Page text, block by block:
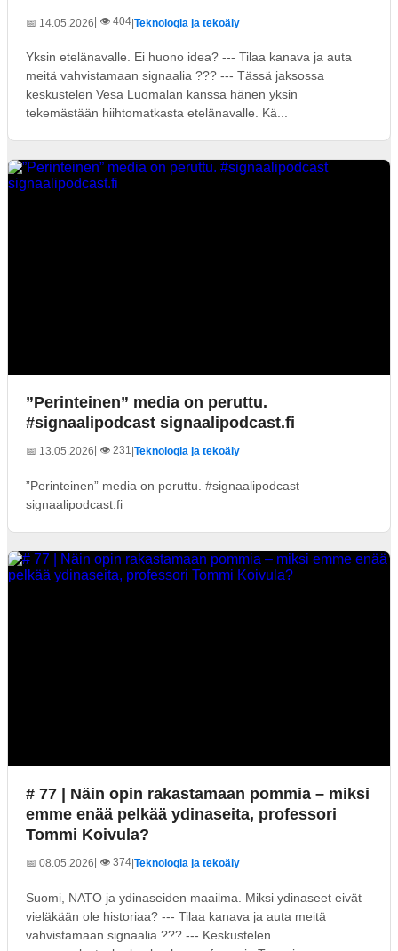
📅 14.05.2026 | 👁️ 404|Teknologia ja tekoäly
Yksin etelänavalle. Ei huono idea? --- Tilaa kanava ja auta
meitä vahvistamaan signaalia ??? --- Tässä jaksossa
keskustelen Vesa Luomalan kanssa hänen yksin
tekemästään hiihtomatkasta etelänavalle. Kä...
”Perinteinen” media on peruttu.
#signaalipodcast signaalipodcast.fi
📅 13.05.2026| 👁️ 231 Teknologia ja tekoäly
”Perinteinen” media on peruttu. #signaalipodcast
signaalipodcast.fi
# 77 | Näin opin rakastamaan pommia – miksi
emme enää pelkää ydinaseita, professori
Tommi Koivula?
📅 08.05.2026| 👁️ 374 Teknologia ja tekoäly
Suomi, NATO ja ydinaseiden maailma. Miksi ydinaseet eivät
vieläkään ole historiaa? --- Tilaa kanava ja auta meitä
vahvistamaan signaalia ??? --- Keskustelen